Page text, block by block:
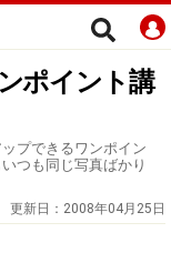
ポイント講
プできるワンポイン
つも同じ写真ばかり
更新日： 2008年04月25日